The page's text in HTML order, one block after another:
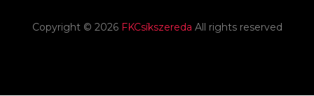
Copyright © 2026 FKCsíkszereda All rights reserved